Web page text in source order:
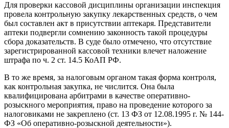
Для проверки кассовой дисциплины организации инспекция
провела контрольную закупку лекарственных средств, о чем
был составлен акт в присутствии аптекаря. Представители
аптеки подвергли сомнению законность такой процедуры
сбора доказательств. В суде было отмечено, что отсутствие
зарегистрированной кассовой техники влечет наложение
штрафа по ч. 2 ст. 14.5 КоАП РФ.
В то же время, за налоговым органом такая форма контроля,
как контрольная закупка, не числится. Она была
квалифицирована арбитрами в качестве оперативно-
розыскного мероприятия, право на проведение которого за
налоговиками не закреплено (ст. 13 ФЗ от 12.08.1995 г. № 144-
ФЗ «Об оперативно-розыскной деятельности»).